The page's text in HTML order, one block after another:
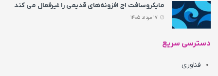
مایکروسافت اج افزونه‌های قدیمی را غیرفعال می‌ کند
دسترسی سریع
فناوری